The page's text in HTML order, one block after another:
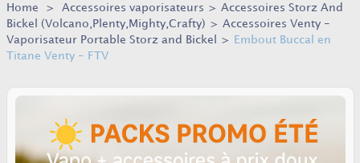
Home > Accessoires vaporisateurs > Accessoires Storz And
Bickel (Volcano,Plenty,Mighty,Crafty) > Accessoires Venty -
Vaporisateur Portable Storz and Bickel
>
Embout Buccal en
Titane Venty - FTV